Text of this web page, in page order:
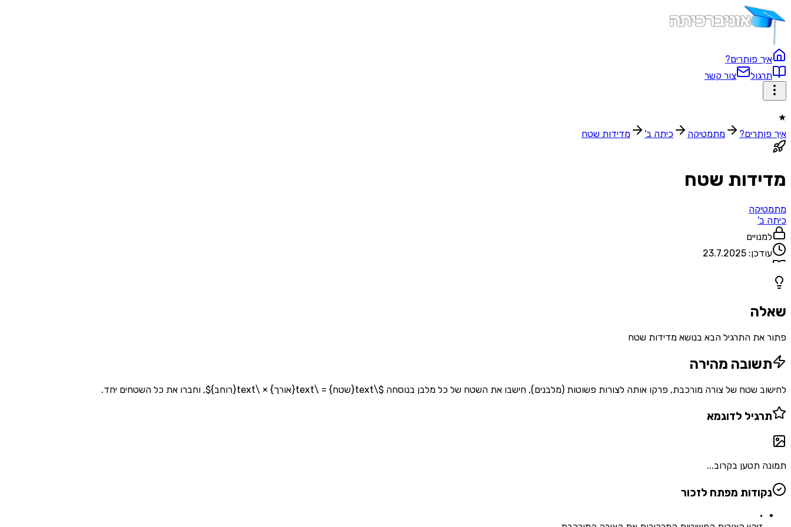
איך פותרים?
תרגול
צור קשר
★
איך פותרים?
מתמטיקה כיתה ב' מדידות שטח
מדידות שטח
מתמטיקה
כיתה ב'
למנויים
עודכן: 23.7.2025
שאלה
פתור את התרגיל הבא בנושא מדידות שטח
תשובה מהירה
לחישוב שטח של צורה מורכבת, פרקו אותה לצורות פשוטות (מלבנים), חישבו את השטח של כל מלבן בנוסחה $\text{שטח} = \text{אורך} × \text{רוחב}$, וחברו את כל השטחים יחד.
תרגיל לדוגמא
תמונה תטען בקרוב...
נקודות מפתח לזכור
•